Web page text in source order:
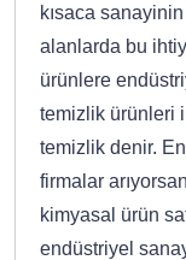
kısaca
alanlarda bu
ürünlere
temizlik ürünleri
temizlik denir.
firmalar
kimyasal ürün
endüstriyel